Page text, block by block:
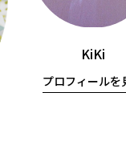
KiKi
プロフィールを